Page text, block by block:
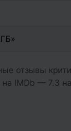
отзывы
IMDb — 7.3